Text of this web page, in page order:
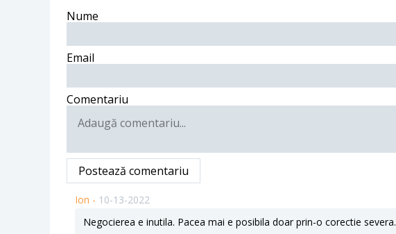
Nume
Email
Comentariu
Postează comentariu
Ion - 10-13-2022
Negocierea e inutila. Pacea mai e posibila doar prin-o corectie severa.